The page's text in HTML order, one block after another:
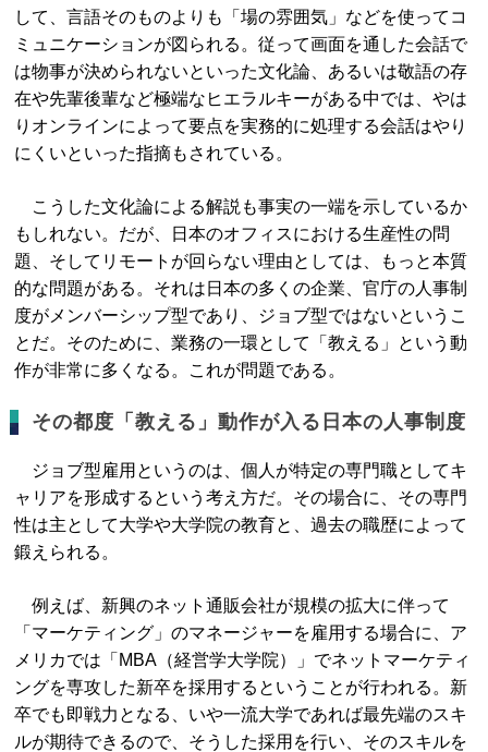
して、言語そのものよりも「場の雰囲気」などを使ってコ
ミュニケーションが図られる。従って画面を通した会話で
は物事が決められないといった文化論、あるいは敬語の存
在や先輩後輩など極端なヒエラルキーがある中では、やは
りオンラインによって要点を実務的に処理する会話はやり
にくいといった指摘もされている。
こうした文化論による解説も事実の一端を示しているか
もしれない。だが、日本のオフィスにおける生産性の問
題、そしてリモートが回らない理由としては、もっと本質
的な問題がある。それは日本の多くの企業、官庁の人事制
度がメンバーシップ型であり、ジョブ型ではないというこ
とだ。そのために、業務の一環として「教える」という動
作が非常に多くなる。これが問題である。
その都度「教える」動作が入る日本の人事制度
ジョブ型雇用というのは、個人が特定の専門職としてキ
ャリアを形成するという考え方だ。その場合に、その専門
性は主として大学や大学院の教育と、過去の職歴によって
鍛えられる。
例えば、新興のネット通販会社が規模の拡大に伴って
「マーケティング」のマネージャーを雇用する場合に、ア
メリカでは「MBA（経営学大学院）」でネットマーケティ
ングを専攻した新卒を採用するということが行われる。新
卒でも即戦力となる、いや一流大学であれば最先端のスキ
ルが期待できるので、そうした採用を行い、そのスキルを